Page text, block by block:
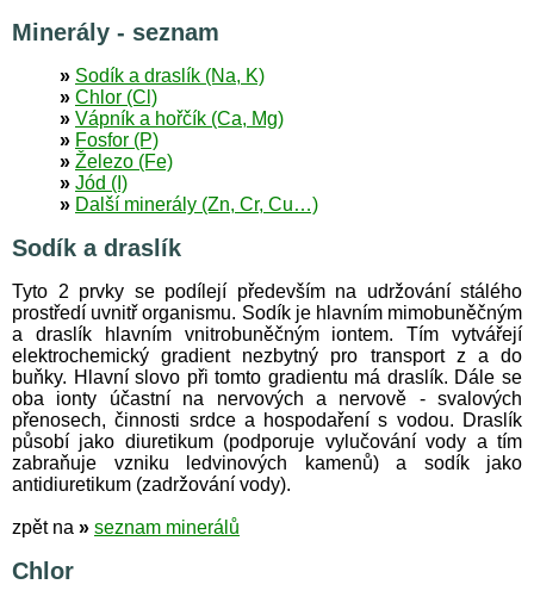
Minerály - seznam
» Sodík a draslík (Na, K)
» Chlor (Cl)
» Vápník a hořčík (Ca, Mg)
» Fosfor (P)
» Železo (Fe)
» Jód (I)
» Další minerály (Zn, Cr, Cu…)
Sodík a draslík
Tyto 2 prvky se podílejí především na udržování stálého
prostředí uvnitř organismu. Sodík je hlavním mimobuněčným
a draslík hlavním vnitrobuněčným iontem. Tím vytvářejí
elektrochemický gradient nezbytný pro transport z a do
buňky. Hlavní slovo při tomto gradientu má draslík. Dále se
oba ionty účastní na nervových a nervově - svalových
přenosech, činnosti srdce a hospodaření s vodou. Draslík
působí jako diuretikum (podporuje vylučování vody a tím
zabraňuje vzniku ledvinových kamenů) a sodík jako
antidiuretikum (zadržování vody).
zpět na » seznam minerálů
Chlor